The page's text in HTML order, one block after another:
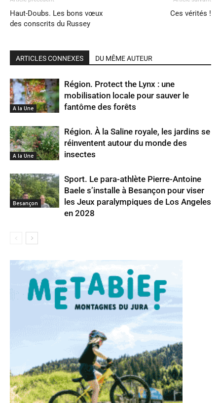
Haut-Doubs. Les bons vœux
des conscrits du Russey
Ces vérités !
ARTICLES CONNEXES DU MÊME AUTEUR
A la Une
Région. Protect the Lynx : une
mobilisation locale pour sauver le
fantôme des forêts
A la Une
Région. À la Saline royale, les jardins se
réinventent autour du monde des
insectes
Besançon
Sport. Le para-athlète Pierre-Antoine
Baele s’installe à Besançon pour viser
les Jeux paralympiques de Los Angeles
en 2028